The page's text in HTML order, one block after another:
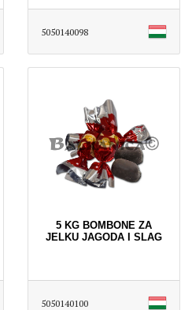
5050140098
5 KG BOMBONE ZA
JELKU JAGODA I SLAG
5050140100